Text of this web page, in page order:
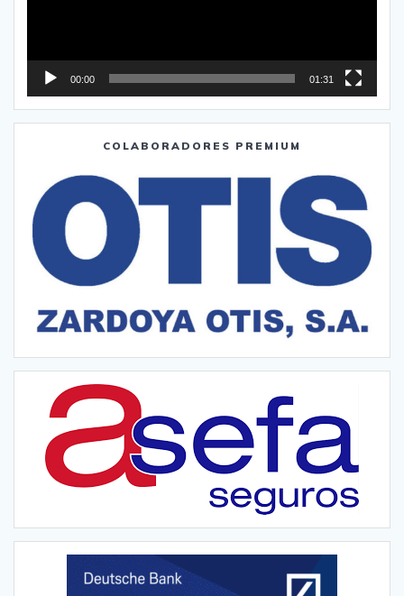
00:00 01:31
COLABORADORES PREMIUM